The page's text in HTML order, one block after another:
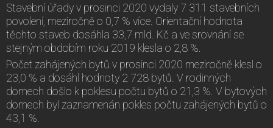
Stavební úřady v prosinci 2020 vydaly 7 311 stavebních
povolení, meziročně o 0,7 % více. Orientační hodnota
těchto staveb dosáhla 33,7 mld. Kč a ve srovnání se
stejným obdobím roku 2019 klesla o 2,8 %.
Počet zahájených bytů v prosinci 2020 meziročně klesl o
23,0 % a dosáhl hodnoty 2 728 bytů. V rodinných
domech došlo k poklesu počtu bytů o 21,3 %. V bytových
domech byl zaznamenán pokles počtu zahájených bytů o
43,1 %.